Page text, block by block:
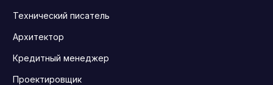
Технический писатель
Архитектор
Кредитный менеджер
Проектировщик